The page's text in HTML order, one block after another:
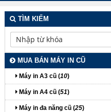
TÌM KIẾM
MUA BÁN MÁY IN CŨ
Máy in A3 cũ (10)
Máy in A4 cũ (51)
Máy in đa năng cũ (25)